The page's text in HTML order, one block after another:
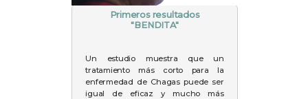
Primeros resultados
"BENDITA"
Un estudio muestra que un
tratamiento más corto para la
enfermedad de Chagas puede ser
igual de eficaz y mucho más